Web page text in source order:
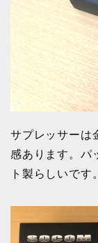
サプレッサーは
感あります。パ
ト製らしいで